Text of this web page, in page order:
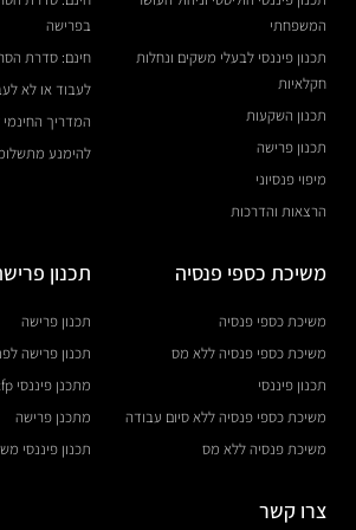
המשפחתי
תכנון פיננסי לבעלי משקים ונחלות
חקלאיות
תכנון השקעות
תכנון פרישה
מיפוי פנסיוני
הרצאות והדרכות
בפרישה
חינם: סדרת
לעבוד או לא
המדריך
להימנע
משיכת כספי פנסיה
משיכת כספי פנסיה
משיכת כספי פנסיה ללא מס
תכנון פיננסי
משיכת כספי פנסיה ללא סיום עבודה
משיכת פנסיה ללא מס
תכנון
תכנון פרישה
תכנון פרישה
מתכנן פיננסי cfp
מתכנן פרישה
תכנון פיננסי
צרו קשר